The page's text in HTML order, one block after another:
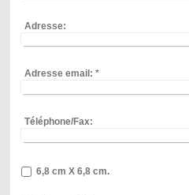
Adresse:
Adresse email: *
Téléphone/Fax:
6,8 cm X 6,8 cm.